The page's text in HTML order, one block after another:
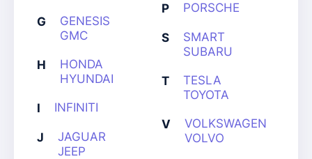
G
GENESIS
GMC
H
HONDA
HYUNDAI
I INFINITI
J
JAGUAR
JEEP
P PORSCHE
S
SMART
SUBARU
T
TESLA
TOYOTA
V
VOLKSWAGEN
VOLVO